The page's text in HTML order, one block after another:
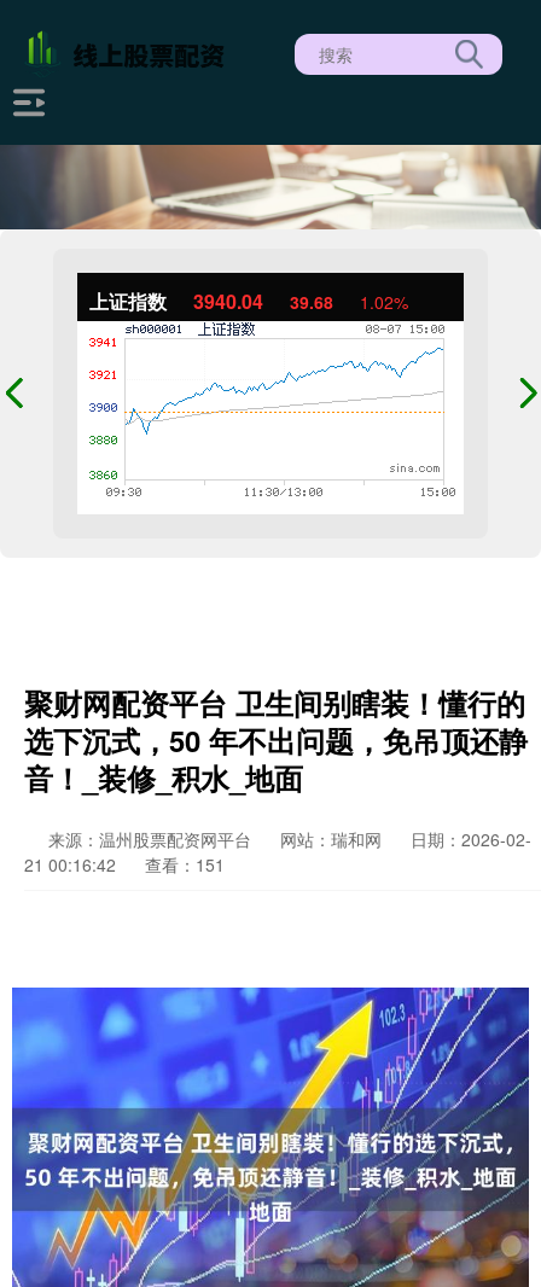
上证指数 3940.04 39.68 1.02%
聚财网配资平台 卫生间别瞎装！懂行的
选下沉式，50 年不出问题，免吊顶还静
音！_装修_积水_地面
来源：温州股票配资网平台 网站：瑞和网
日期：2026-02-
21 00:16:42
查看：151